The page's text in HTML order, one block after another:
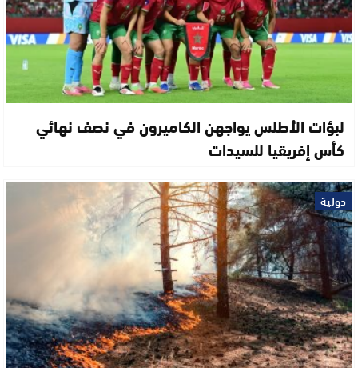
لبؤات الأطلس يواجهن الكاميرون في نصف نهائي
كأس إفريقيا للسيدات
دولية